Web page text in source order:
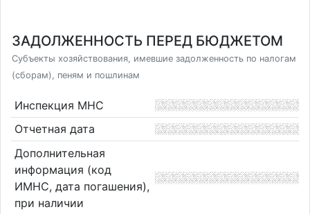
ЗАДОЛЖЕННОСТЬ ПЕРЕД БЮДЖЕТОМ
Субъекты хозяйствования, имевшие задолженность по налогам
(сборам), пеням и пошлинам
Инспекция МНС
Отчетная дата
Дополнительная
информация (код
ИМНС, дата погашения),
при наличии